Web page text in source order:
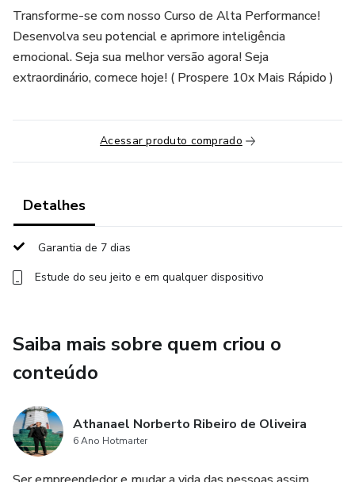
Transforme-se com nosso Curso de Alta Performance!
Desenvolva seu potencial e aprimore inteligência
emocional. Seja sua melhor versão agora! Seja
extraordinário, comece hoje! ( Prospere 10x Mais Rápido )
Acessar produto comprado
Detalhes
Garantia de 7 dias
Estude do seu jeito e em qualquer dispositivo
Saiba mais sobre quem criou o
conteúdo
Athanael Norberto Ribeiro de Oliveira
6 Ano Hotmarter